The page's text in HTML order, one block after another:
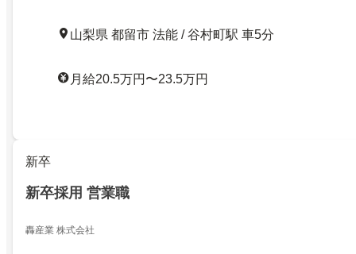
山梨県 都留市 法能 / 谷村町駅 車5分
月給20.5万円〜23.5万円
新卒
新卒採用 営業職
轟産業 株式会社